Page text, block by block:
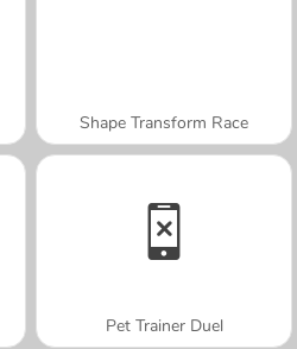
Shape Transform Race
Pet Trainer Duel